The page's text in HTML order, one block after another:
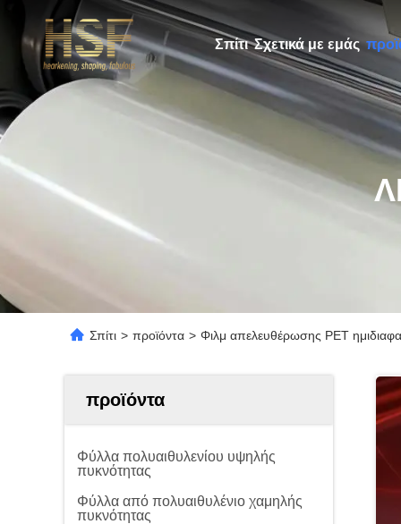
Σπίτι Σχετικά με εμάς
Σπίτι > προϊόντα > Φιλμ απελευθέρωσης PET
προϊόντα
Φύλλα πολυαιθυλενίου υψηλής
πυκνότητας
Φύλλα από πολυαιθυλένιο χαμηλής
πυκνότητας